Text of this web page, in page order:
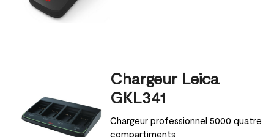
Chargeur Leica
GKL341
Chargeur professionnel 5000 quatre
compartiments